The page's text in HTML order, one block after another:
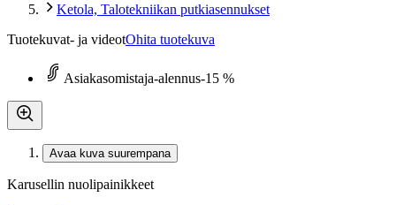
Ketola, Talotekniikan putkiasennukset
Tuotekuvat- ja videotOhita tuotekuva
Asiakasomistaja-alennus-15 %
Avaa kuva suurempana
Karusellin nuolipainikkeet